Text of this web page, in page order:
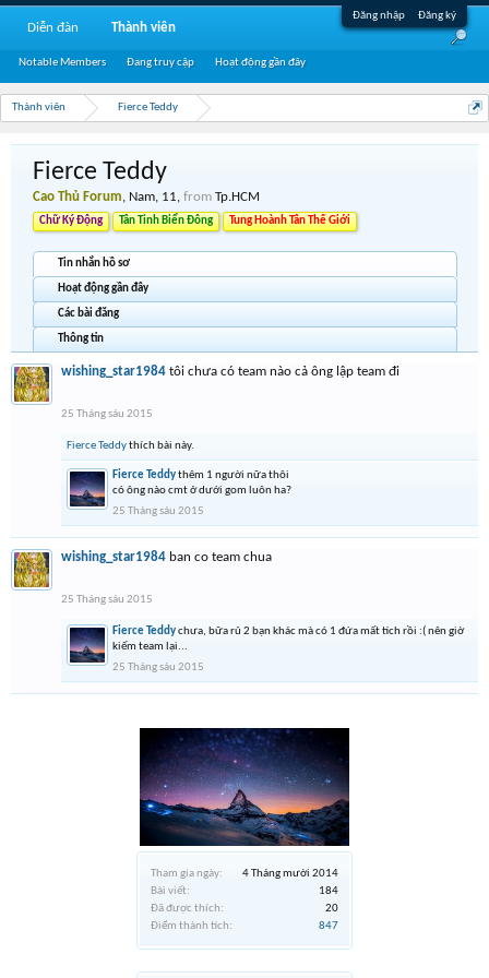
Đăng nhập Đăng ký
Thành viên Fierce Teddy
Tham gia ngày:
4 Tháng mười 2014
Bài viết:
184
Đã được thích:
20
Điểm thành tích:
847
Fierce Teddy
Cao Thủ Forum, Nam, 11, from Tp.HCM
Chữ Ký Động Tân Tinh Biển Đông Tung Hoành Tân Thế Giới
Tin nhắn hồ sơ
Hoạt động gần đây
Các bài đăng
Thông tin
wishing_star1984 tôi chưa có team nào cả ông lập team đi
25 Tháng sáu 2015
Fierce Teddythích bài này.
Fierce Teddythêm 1 người nữa thôi
có ông nào cmt ở dưới gom luôn ha?
25 Tháng sáu 2015
wishing_star1984 ban co team chua
25 Tháng sáu 2015
Fierce Teddychưa, bữa rủ 2 bạn khác mà có 1 đứa mất tích rồi :( nên giờ
kiếm team lại...
25 Tháng sáu 2015
Diễn đàn Thành viên
Notable Members Đang truy cập Hoạt động gần đây